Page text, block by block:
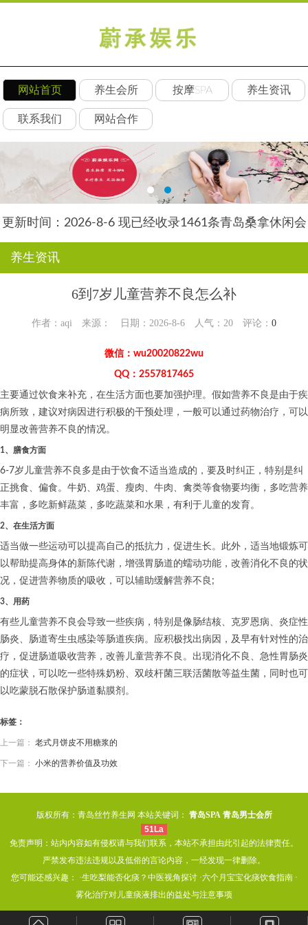
网站首页 养生会所 按摩SPA 养生资讯
联系我们 网站合作
更新时间：2026-8-6 现已经收录1461条青岛桑拿休闲会
养生资讯
6到7岁儿童营养不良怎么补
作者：aqi 来源： 日期：2026-8-6 人气： 20 评论： 0
微信：wu20020822wu
QQ：2557817465
主要通过饮食来补充，在生活方面也要加强护理。假如营养不良是由于疾
病所致，建议对病因进行积极的干预处理，一般可以通过药物治疗，可以
明显改善营养不良的情况。
1、膳食方面
6-7岁儿童营养不良多是由于饮食不适当造成的，要及时纠正，特别是纠
正挑食、偏食。牛奶、鸡蛋、瘦肉、牛肉、禽类等食物要均衡，多吃营养
丰富，多吃新鲜蔬菜，多吃蔬菜和水果，有利于儿童的发育。
2、在生活方面
适当做一些运动可以提高自己的抵抗力，促进生长。此外，适当地锻炼可
以帮助提高身体的新陈代谢，增强胃肠道的蠕动功能，改善消化不良的状
况，促进营养物质的吸收，可以辅助缓解营养不良;
3、用药
有些儿童营养不良会导致一些疾病，特别是像肠结核、克罗恩病、炎症性
肠炎、肠道寄生虫感染等肠道疾病。应积极找出病因，及早有针对性的治
疗，促进肠道吸收营养，改善儿童营养不良。出现消化不良、急性胃肠炎
的症状，可以吃一些特殊奶粉、双歧杆菌三联活菌散等益生菌，同时也可
以吃蒙脱石散保护肠道黏膜剂。
标签：
上一篇： 老式月饼皮不用糖浆的
下一篇： 小米的营养价值及功效
版权所有：青岛丝竹养生网 本站关键词： 青岛SPA 青岛男士会所
51La
免责声明：站内内容如有侵权请与我们联系，本站不承担由此引起的法律责任。
严禁发布违法违规以及低俗的言论内容，一经发现一律删除。
您可能还感兴趣： ·生吃梨能否化痰？中医视角探讨·六个月宝宝化痰饮食指南·
雾化治疗对儿童痰液排出的益处与注意事项